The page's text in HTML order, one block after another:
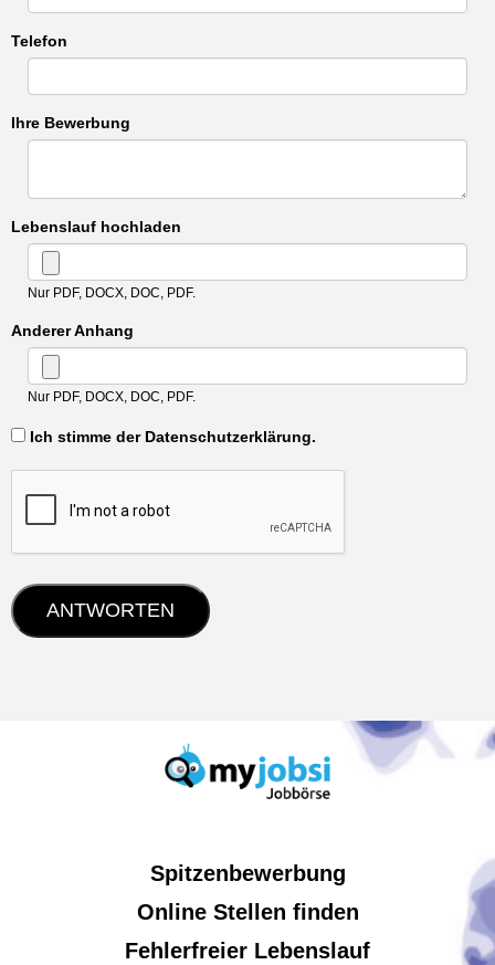
Telefon
Ihre Bewerbung
Lebenslauf hochladen
Nur PDF, DOCX, DOC, PDF.
Anderer Anhang
Nur PDF, DOCX, DOC, PDF.
‏‏‎ ‎Ich stimme der Datenschutzerklärung.
Spitzenbewerbung
Online Stellen finden
Fehlerfreier Lebenslauf